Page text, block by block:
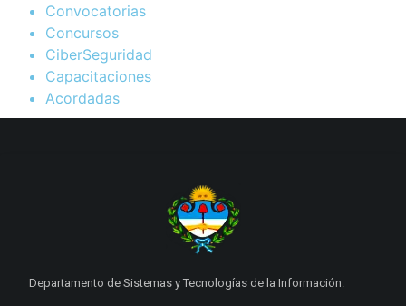
Convocatorias
Concursos
CiberSeguridad
Capacitaciones
Acordadas
Departamento de Sistemas y Tecnologías de la Información.